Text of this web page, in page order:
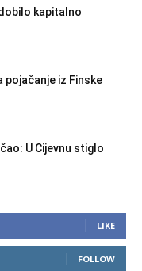
kapitalno
pojačanje iz Finske
U Cijevnu stiglo
LIKE
FOLLOW